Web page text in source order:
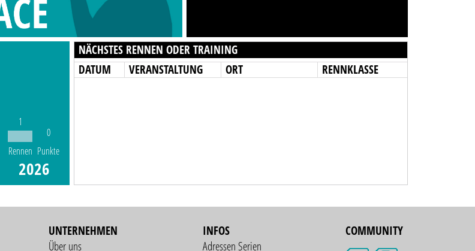
1
Rennen
0
Punkte
2026
NÄCHSTES RENNEN ODER TRAINING
DATUM
VERANSTALTUNG ORT RENNKLASSE
UNTERNEHMEN
Über uns
INFOS
Adressen Serien
COMMUNITY